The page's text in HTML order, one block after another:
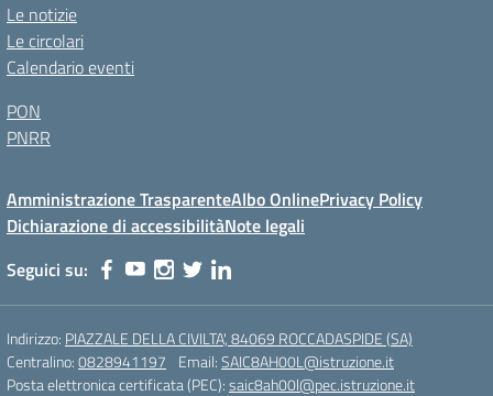
Le notizie
Le circolari
Calendario eventi
PON
PNRR
Amministrazione TrasparenteAlbo OnlinePrivacy Policy
Dichiarazione di accessibilitàNote legali
Seguici su:
Indirizzo: PIAZZALE DELLA CIVILTA', 84069 ROCCADASPIDE (SA)
Centralino:0828941197 Email:SAIC8AH00L@istruzione.it
Posta elettronica certificata (PEC):saic8ah00l@pec.istruzione.it